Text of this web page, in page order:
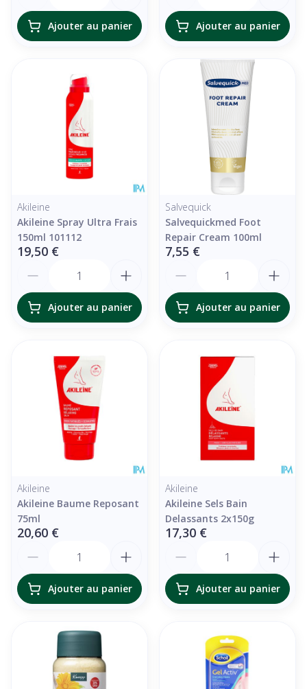
Ajouter au panier Ajouter au panier
Akileine
Akileine Spray Ultra Frais
150ml 101112
19,50 €
Ajouter au panier
Salvequick
Salvequickmed Foot
Repair Cream 100ml
7,55 €
Ajouter au panier
Akileine
Akileine Baume Reposant
75ml
20,60 €
Ajouter au panier
Akileine
Akileine Sels Bain
Delassants 2x150g
17,30 €
Ajouter au panier